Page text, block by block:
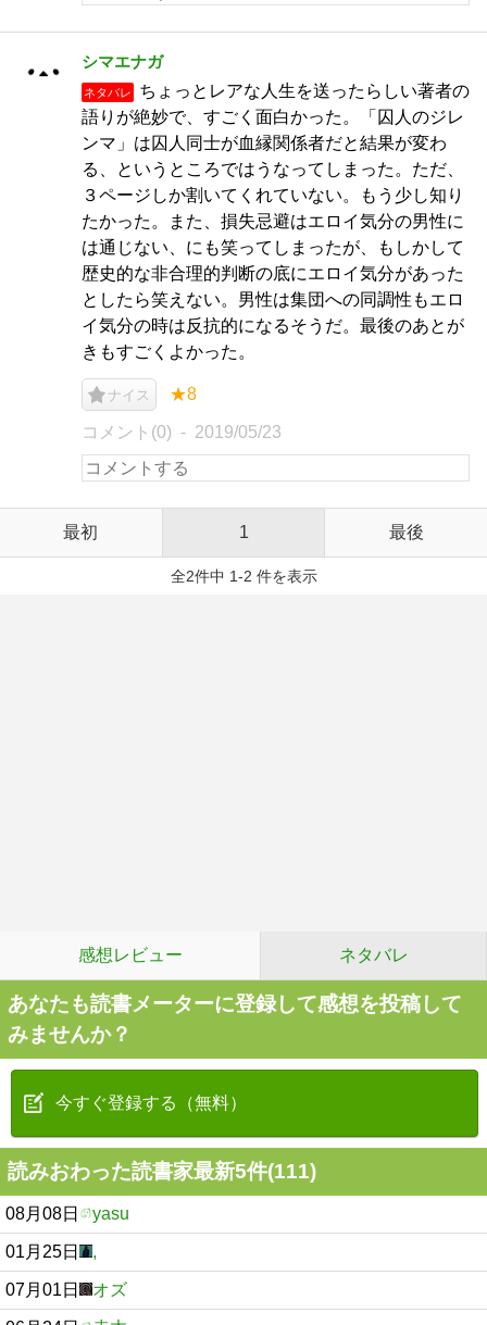
シマエナガ
ネタバレ
ちょっとレアな人生を送ったらしい著者の
語りが絶妙で、すごく面白かった。「囚人のジレ
ンマ」は囚人同士が血縁関係者だと結果が変わ
る、というところではうなってしまった。ただ、
３ページしか割いてくれていない。もう少し知り
たかった。また、損失忌避はエロイ気分の男性に
は通じない、にも笑ってしまったが、もしかして
歴史的な非合理的判断の底にエロイ気分があった
としたら笑えない。男性は集団への同調性もエロ
イ気分の時は反抗的になるそうだ。最後のあとが
きもすごくよかった。
ナイス ★8
コメント(0) 2019/05/23
最初 1 最後
全2件中 1-2 件を表示
感想レビュー ネタバレ
あなたも読書メーターに登録して感想を投稿して
みませんか？
今すぐ登録する（無料）
読みおわった読書家最新5件(111)
08月08日 yasu
01月25日 ,
07月01日 オズ